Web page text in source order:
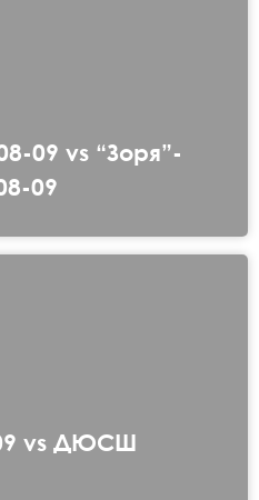
09 vs “Зоря”-
09
vs ДЮСШ